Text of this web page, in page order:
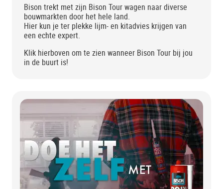
Bison trekt met zijn Bison Tour wagen naar diverse
bouwmarkten door het hele land.
Hier kun je ter plekke lijm- en kitadvies krijgen van
een echte expert.
Klik hierboven om te zien wanneer Bison Tour bij jou
in de buurt is!